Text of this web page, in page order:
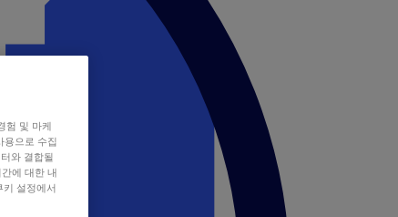
험 및 마케
용으로 수집
와 결합될
에 대한 내
키 설정에서